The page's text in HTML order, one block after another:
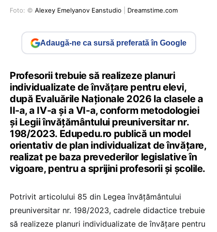
Foto: © Alexey Emelyanov Eanstudio Dreamstime.com
Adaugă-ne ca sursă preferată în Google
Profesorii trebuie să realizeze planuri
individualizate de învățare pentru elevi,
după Evaluările Naționale 2026 la clasele a
II-a, a IV-a și a VI-a, conform metodologiei
și Legii învățământului preuniversitar nr.
198/2023. Edupedu.ro publică un model
orientativ de plan individualizat de învățare,
realizat pe baza prevederilor legislative în
vigoare, pentru a sprijini profesorii și școlile.
Potrivit articolului 85 din Legea învățământului
preuniversitar nr. 198/2023, cadrele didactice trebuie
să realizeze planuri individualizate de învățare pentru